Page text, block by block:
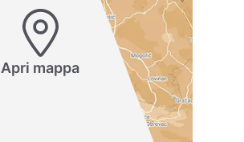
Apri mappa